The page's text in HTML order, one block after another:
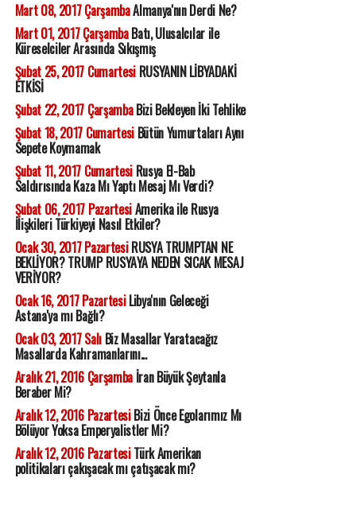
Mart 08, 2017 ÇarşambaAlmanya'nın Derdi Ne?
Mart 01, 2017 ÇarşambaBatı, Ulusalcılar ile
Küreselciler Arasında Sıkışmış
Şubat 25, 2017 CumartesiRUSYANIN LİBYADAKİ
ETKİSİ
Şubat 22, 2017 ÇarşambaBizi Bekleyen İki Tehlike
Şubat 18, 2017 CumartesiBütün Yumurtaları Aynı
Sepete Koymamak
Şubat 11, 2017 CumartesiRusya El-Bab
Saldırısında Kaza Mı Yaptı Mesaj Mı Verdi?
Şubat 06, 2017 PazartesiAmerika ile Rusya
İlişkileri Türkiyeyi Nasıl Etkiler?
Ocak 30, 2017 PazartesiRUSYA TRUMPTAN NE
BEKLİYOR? TRUMP RUSYAYA NEDEN SICAK MESAJ
VERİYOR?
Ocak 16, 2017 PazartesiLibya'nın Geleceği
Astana'ya mı Bağlı?
Ocak 03, 2017 SalıBiz Masallar Yaratacağız
Masallarda Kahramanlarını...
Aralık 21, 2016 Çarşambaİran Büyük Şeytanla
Beraber Mi?
Aralık 12, 2016 PazartesiBizi Önce Egolarımız Mı
Bölüyor Yoksa Emperyalistler Mi?
Aralık 12, 2016 PazartesiTürk Amerikan
politikaları çakışacak mı çatışacak mı?